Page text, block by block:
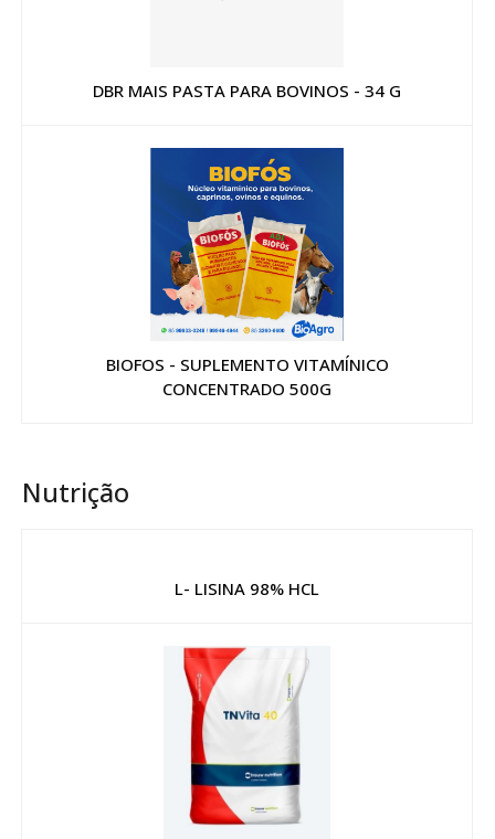
DBR MAIS PASTA PARA BOVINOS - 34 G
BIOFOS - SUPLEMENTO VITAMÍNICO
CONCENTRADO 500G
Nutrição
L- LISINA 98% HCL